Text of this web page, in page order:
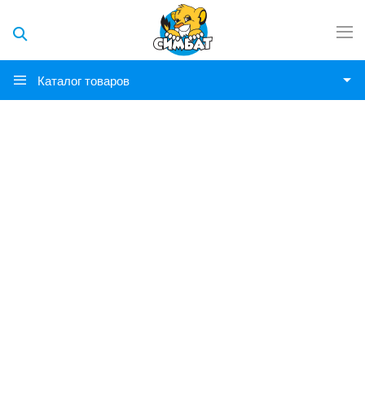
Каталог товаров